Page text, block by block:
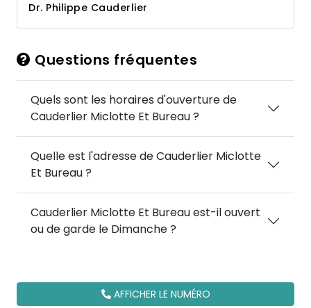
Dr. Philippe Cauderlier
Questions fréquentes
Quels sont les horaires d'ouverture de
Cauderlier Miclotte Et Bureau ?
Quelle est l'adresse de Cauderlier Miclotte
Et Bureau ?
Cauderlier Miclotte Et Bureau est-il ouvert
ou de garde le Dimanche ?
AFFICHER LE NUMÉRO